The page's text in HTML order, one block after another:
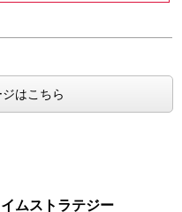
はこちら
ムストラテジー